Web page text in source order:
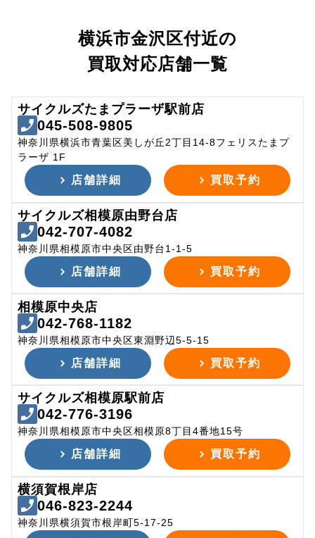
横浜市金沢区付近の
買取対応店舗一覧
サイクルズたまプラーザ駅前店
045-508-9805
神奈川県横浜市青葉区美しが丘2丁目14-8フェリスたまプ
ラーザ 1F
店舗詳細 買取予約
サイクルズ相模原由野台店
042-707-4082
神奈川県相模原市中央区由野台1-1-5
店舗詳細 買取予約
相模原中央店
042-768-1182
神奈川県相模原市中央区東淵野辺5-5-15
店舗詳細 買取予約
サイクルズ相模原駅前店
042-776-3196
神奈川県相模原市中央区相模原8丁目4番地15号
店舗詳細 買取予約
横須賀根岸店
046-823-2244
神奈川県横須賀市根岸町5-17-25